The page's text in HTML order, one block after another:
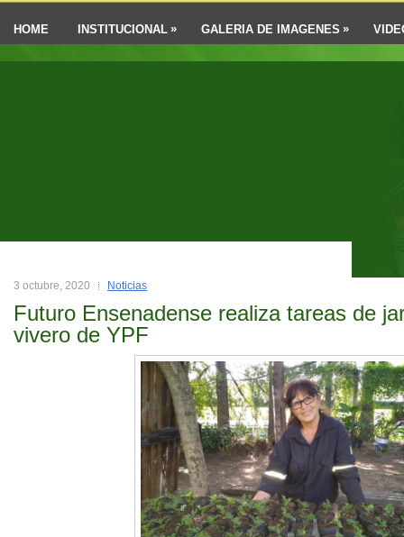
HOME INSTITUCIONAL » GALERIA DE IMAGENES »
3 octubre, 2020 Noticias
Futuro Ensenadense realiza tareas de
vivero de YPF